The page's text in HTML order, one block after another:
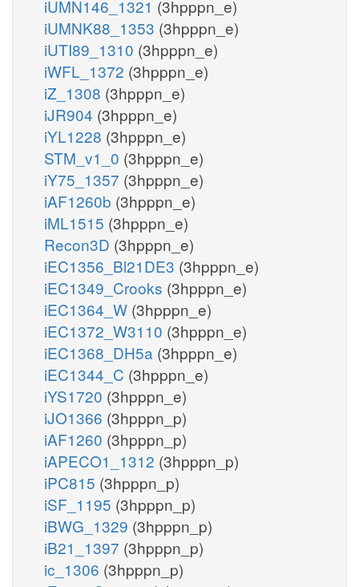
iUMN146_1321 (3hpppn_e)
iUMNK88_1353 (3hpppn_e)
iUTI89_1310 (3hpppn_e)
iWFL_1372 (3hpppn_e)
iZ_1308 (3hpppn_e)
iJR904 (3hpppn_e)
iYL1228 (3hpppn_e)
STM_v1_0 (3hpppn_e)
iY75_1357 (3hpppn_e)
iAF1260b (3hpppn_e)
iML1515 (3hpppn_e)
Recon3D (3hpppn_e)
iEC1356_Bl21DE3 (3hpppn_e)
iEC1349_Crooks (3hpppn_e)
iEC1364_W (3hpppn_e)
iEC1372_W3110 (3hpppn_e)
iEC1368_DH5a (3hpppn_e)
iEC1344_C (3hpppn_e)
iYS1720 (3hpppn_e)
iJO1366 (3hpppn_p)
iAF1260 (3hpppn_p)
iAPECO1_1312 (3hpppn_p)
iPC815 (3hpppn_p)
iSF_1195 (3hpppn_p)
iBWG_1329 (3hpppn_p)
iB21_1397 (3hpppn_p)
ic_1306 (3hpppn_p)